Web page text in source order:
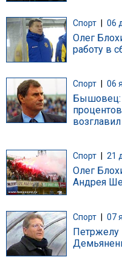
Спорт 06
Олег
работу в
Спорт 06
Бышовец:
Спорт 21
Олег
Андрея
Спорт | 07
Петржелу